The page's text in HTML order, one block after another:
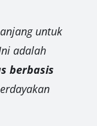
untuk
adalah
berbasis